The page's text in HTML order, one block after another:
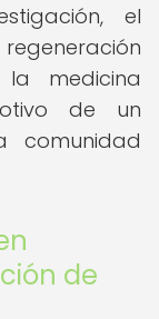
el
medicina
de un
comunidad
de